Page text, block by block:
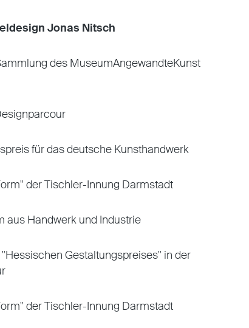
Jonas Nitsch
des MuseumAngewandteKunst
für das deutsche Kunsthandwerk
der Tischler-Innung Darmstadt
aus Handwerk und Industrie
Gestaltungspreises" in der
der Tischler-Innung Darmstadt